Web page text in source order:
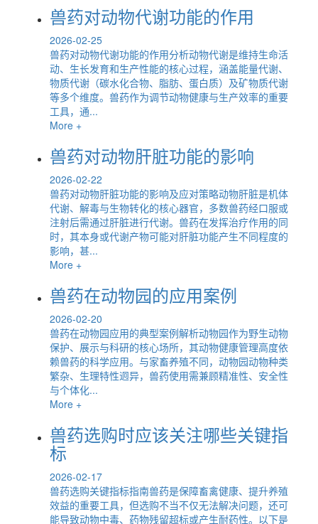
兽药对动物代谢功能的作用
2026-02-25
兽药对动物代谢功能的作用分析动物代谢是维持生命活
动、生长发育和生产性能的核心过程，涵盖能量代谢、
物质代谢（碳水化合物、脂肪、蛋白质）及矿物质代谢
等多个维度。兽药作为调节动物健康与生产效率的重要
工具，通...
More +
兽药对动物肝脏功能的影响
2026-02-22
兽药对动物肝脏功能的影响及应对策略动物肝脏是机体
代谢、解毒与生物转化的核心器官，多数兽药经口服或
注射后需通过肝脏进行代谢。兽药在发挥治疗作用的同
时，其本身或代谢产物可能对肝脏功能产生不同程度的
影响，甚...
More +
兽药在动物园的应用案例
2026-02-20
兽药在动物园应用的典型案例解析动物园作为野生动物
保护、展示与科研的核心场所，其动物健康管理高度依
赖兽药的科学应用。与家畜养殖不同，动物园动物种类
繁杂、生理特性迥异，兽药使用需兼顾精准性、安全性
与个体化...
More +
兽药选购时应该关注哪些关键指
标
2026-02-17
兽药选购关键指标指南兽药是保障畜禽健康、提升养殖
效益的重要工具，但选购不当不仅无法解决问题，还可
能导致动物中毒、药物残留超标或产生耐药性。以下是